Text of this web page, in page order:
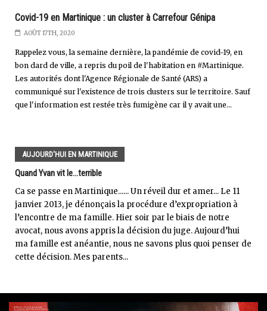
Covid-19 en Martinique : un cluster à Carrefour Génipa
AOÛT 17TH, 2020
Rappelez vous, la semaine dernière, la pandémie de covid-19, en
bon dard de ville, a repris du poil de l'habitation en #Martinique.
Les autorités dont l'Agence Régionale de Santé (ARS) a
communiqué sur l'existence de trois clusters sur le territoire. Sauf
que l'information est restée très fumigène car il y avait une...
AUJOURD'HUI EN MARTINIQUE
Quand Yvan vit le...terrible
Ca se passe en Martinique...... Un réveil dur et amer... Le 11
janvier 2013, je dénonçais la procédure d’expropriation à
l’encontre de ma famille. Hier soir par le biais de notre
avocat, nous avons appris la décision du juge. Aujourd’hui
ma famille est anéantie, nous ne savons plus quoi penser de
cette décision. Mes parents...